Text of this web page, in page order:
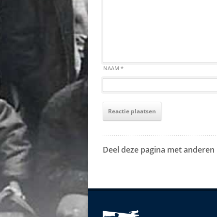
NAAM *
Deel deze pagina met anderen